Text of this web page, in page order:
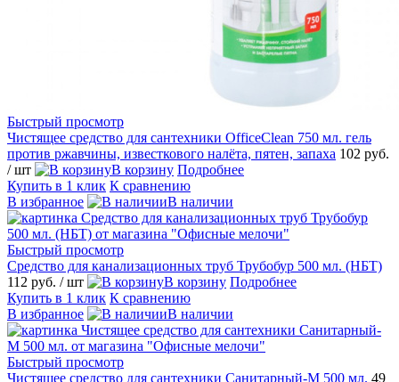
Быстрый просмотр
Чистящее средство для сантехники OfficeClean 750 мл. гель
против ржавчины, известкового налёта, пятен, запаха 102 руб.
/ шт
В корзину Подробнее
Купить в 1 клик К сравнению
В избранное
В наличии
Быстрый просмотр
Средство для канализационных труб Трубобур 500 мл. (НБТ)
112 руб. / шт В корзину Подробнее
Купить в 1 клик К сравнению
В избранное
В наличии
Быстрый просмотр
Чистящее средство для сантехники Санитарный-М 500 мл. 49